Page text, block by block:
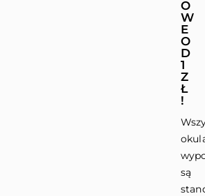
O
W
E
O
D
1
Z
Ł
!
są